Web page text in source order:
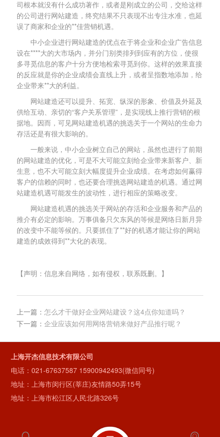
司根本就没有什么成功著作，或者是刚成立的公司，交给这样
的公司进行网站建造，终究结果不只表现不出专注水准，也延
误了商家和企业的**佳营销机遇。
中小企业进行网站建造的优点在于将企业和企业广告信息
设在****大的大市场内，并分门别类排列到应有的方位，使很
多寻觅信息的客户十分方便地检索寻觅到你。这样的效果直接
的反应就是你的企业成绩会直线上升，或者呈指数地添加，给
企业带来**大的利益。
网站建造还可以提升、拓宽、纵深的形象、价值及外延及
供给互动、亲切的“客户关系管理”，是实现线上推行营销的根
据地。因而，可见网站建造机遇的挑选关于一个网站的生命力
存活还是有很大影响的。
一般来说，中小企业树立自己的网站，虽然也进行了前期
的网站建造的优化，可是不大可能立刻给企业带来新客户、新
生意，也不大可能立刻大幅度提升企业成绩。在考虑如何赢得
客户的信赖的同时，也还要合理挑选网站建造的机遇。通过网
站建造机遇可能发生的波动性，进行相应的策略改变。
网站建造机遇的挑选关于网站的存活和企业服务和产品的
推介有必定的影响。万事俱备只欠东风的等候是网络日新月异
的改变中不能等候的。只要抓住了**好的机遇才能让你的网站
建造的成效得到**大化的表现。
【声明：信息来自网络，如有侵权，联系既删。】
上一篇： 怎么才干做好企业网站建设？这4点你知道吗？
下一篇： 企业应该如何用网络营销来做好产品推行呢？
上海开杰信息技术有限公司
电话：021-67637587 15900942493(微信同号)
地址：上海市闵行区(莘庄)友情路50弄15号
地址：上海市松江区人民北路326号